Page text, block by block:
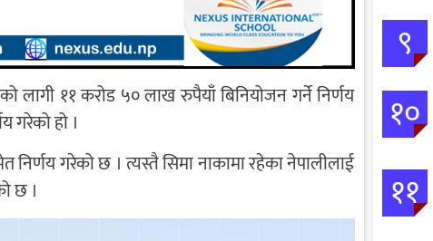
लागी ११ करोड ५० लाख रुपैयाँ बिनियोजन गर्ने निर्णय
गरेको हो ।
गरेको छ । त्यस्तै सिमा नाकामा रहेका नेपालीलाई
छ ।
९
१०
११